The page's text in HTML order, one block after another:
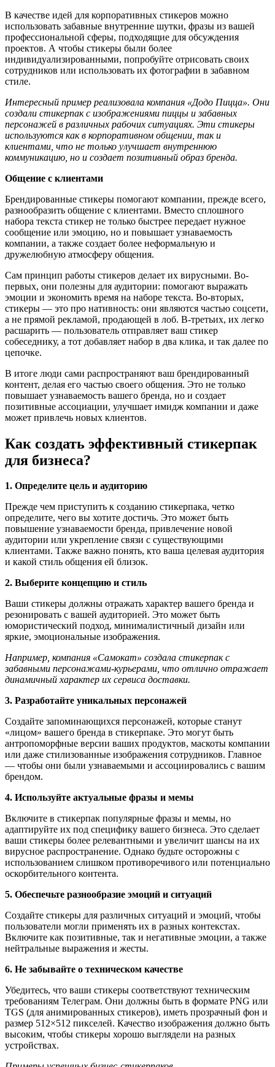
В качестве идей для корпоративных стикеров можно
использовать забавные внутренние шутки, фразы из вашей
профессиональной сферы, подходящие для обсуждения
проектов. А чтобы стикеры были более
индивидуализированными, попробуйте отрисовать своих
сотрудников или использовать их фотографии в забавном
стиле.
Интересный пример реализовала компания «Додо Пицца». Они
создали стикерпак с изображениями пиццы и забавных
персонажей в различных рабочих ситуациях. Эти стикеры
используются как в корпоративном общении, так и
клиентами, что не только улучшает внутреннюю
коммуникацию, но и создает позитивный образ бренда.
Общение с клиентами
Брендированные стикеры помогают компании, прежде всего,
разнообразить общение с клиентами. Вместо сплошного
набора текста стикер не только быстрее передает нужное
сообщение или эмоцию, но и повышает узнаваемость
компании, а также создает более неформальную и
дружелюбную атмосферу общения.
Сам принцип работы стикеров делает их вирусными. Во-
первых, они полезны для аудитории: помогают выражать
эмоции и экономить время на наборе текста. Во-вторых,
стикеры — это про нативность: они являются частью соцсети,
а не прямой рекламой, продающей в лоб. В-третьих, их легко
расшарить — пользователь отправляет ваш стикер
собеседнику, а тот добавляет набор в два клика, и так далее по
цепочке.
В итоге люди сами распространяют ваш брендированный
контент, делая его частью своего общения. Это не только
повышает узнаваемость вашего бренда, но и создает
позитивные ассоциации, улучшает имидж компании и даже
может привлечь новых клиентов.
Как создать эффективный стикерпак
для бизнеса?
1. Определите цель и аудиторию
Прежде чем приступить к созданию стикерпака, четко
определите, чего вы хотите достичь. Это может быть
повышение узнаваемости бренда, привлечение новой
аудитории или укрепление связи с существующими
клиентами. Также важно понять, кто ваша целевая аудитория
и какой стиль общения ей близок.
2. Выберите концепцию и стиль
Ваши стикеры должны отражать характер вашего бренда и
резонировать с вашей аудиторией. Это может быть
юмористический подход, минималистичный дизайн или
яркие, эмоциональные изображения.
Например, компания «Самокат» создала стикерпак с
забавными персонажами-курьерами, что отлично отражает
динамичный характер их сервиса доставки.
3. Разработайте уникальных персонажей
Создайте запоминающихся персонажей, которые станут
«лицом» вашего бренда в стикерпаке. Это могут быть
антропоморфные версии ваших продуктов, маскоты компании
или даже стилизованные изображения сотрудников. Главное
— чтобы они были узнаваемыми и ассоциировались с вашим
брендом.
4. Используйте актуальные фразы и мемы
Включите в стикерпак популярные фразы и мемы, но
адаптируйте их под специфику вашего бизнеса. Это сделает
ваши стикеры более релевантными и увеличит шансы на их
вирусное распространение. Однако будьте осторожны с
использованием слишком противоречивого или потенциально
оскорбительного контента.
5. Обеспечьте разнообразие эмоций и ситуаций
Создайте стикеры для различных ситуаций и эмоций, чтобы
пользователи могли применять их в разных контекстах.
Включите как позитивные, так и негативные эмоции, а также
нейтральные выражения и жесты.
6. Не забывайте о техническом качестве
Убедитесь, что ваши стикеры соответствуют техническим
требованиям Телеграм. Они должны быть в формате PNG или
TGS (для анимированных стикеров), иметь прозрачный фон и
размер 512×512 пикселей. Качество изображения должно быть
высоким, чтобы стикеры хорошо выглядели на разных
устройствах.